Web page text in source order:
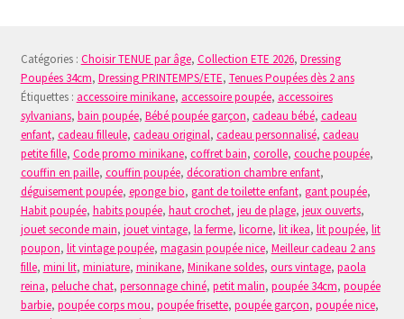
Catégories : Choisir TENUE par âge, Collection ETE 2026, Dressing
Poupées 34cm, Dressing PRINTEMPS/ETE, Tenues Poupées dès 2 ans
Étiquettes : accessoire minikane, accessoire poupée, accessoires
sylvanians, bain poupée, Bébé poupée garçon, cadeau bébé, cadeau
enfant, cadeau filleule, cadeau original, cadeau personnalisé, cadeau
petite fille, Code promo minikane, coffret bain, corolle, couche poupée,
couffin en paille, couffin poupée, décoration chambre enfant,
déguisement poupée, eponge bio, gant de toilette enfant, gant poupée,
Habit poupée, habits poupée, haut crochet, jeu de plage, jeux ouverts,
jouet seconde main, jouet vintage, la ferme, licorne, lit ikea, lit poupée, lit
poupon, lit vintage poupée, magasin poupée nice, Meilleur cadeau 2 ans
fille, mini lit, miniature, minikane, Minikane soldes, ours vintage, paola
reina, peluche chat, personnage chiné, petit malin, poupée 34cm, poupée
barbie, poupée corps mou, poupée frisette, poupée garçon, poupée nice,